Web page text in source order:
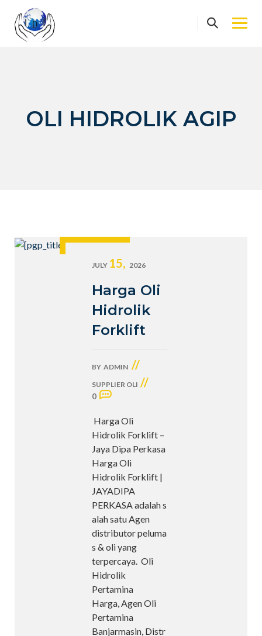
content
OLI HIDROLIK AGIP
JULY 15, 2026
Harga Oli
Hidrolik
Forklift
BY ADMIN //
SUPPLIER OLI //
0
Harga Oli
Hidrolik Forklift –
Jaya Dipa Perkasa
Harga Oli
Hidrolik Forklift |
JAYADIPA
PERKASA adalah s
alah satu Agen
distributor peluma
s & oli yang
terpercaya. Oli
Hidrolik
Pertamina
Harga, Agen Oli
Pertamina
Banjarmasin, Distr